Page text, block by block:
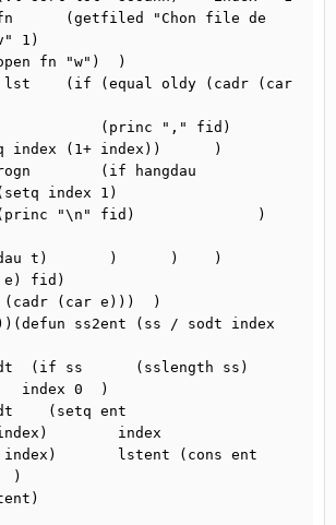
(getfiled "Chon file de
1)
)